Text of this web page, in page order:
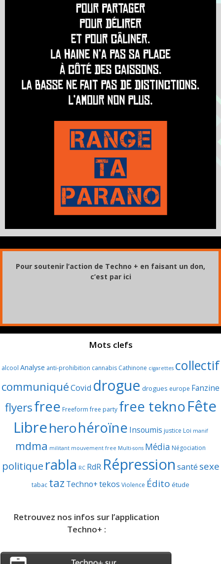
Pour soutenir l’action de Techno + en faisant un don,
c’est par ici
Mots clefs
alcool Analyse anti-prohibition cannabis Cathinone cigarettes collectif
communiquéCovid drogue drogues europe Fanzine
flyersfree Freeform free party free teknoFête
Libreherohéroïne Insoumis justice Loi manif
mdma militant mouvement free Multi-sons Média Négociation
politique rabla RC RdR Répression santé sexe
tabac taz Techno+tekos Violence Édito étude
Retrouvez nos infos sur l’application
Techno+ :